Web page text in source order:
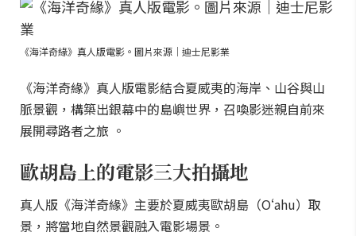
《海洋奇緣》真人版電影。圖片來源｜迪士尼影業
《海洋奇緣》真人版電影結合夏威夷的海岸、山谷與山
脈景觀，構築出銀幕中的島嶼世界，召喚影迷親自前來
展開尋路者之旅 。
歐胡島上的電影三大拍攝地
真人版《海洋奇緣》主要於夏威夷歐胡島（Oʻahu）取
景，將當地自然景觀融入電影場景。